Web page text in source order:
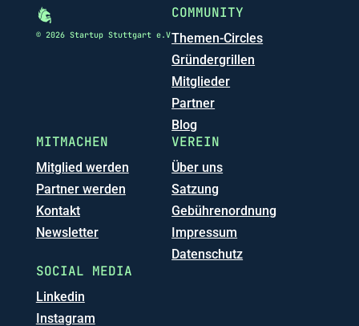
© 2026 Startup Stuttgart e.V
COMMUNITY
Themen-Circles
Gründergrillen
Mitglieder
Partner
Blog
MITMACHEN
Mitglied werden
Partner werden
Kontakt
Newsletter
VEREIN
Über uns
Satzung
Gebührenordnung
Impressum
Datenschutz
SOCIAL MEDIA
Linkedin
Instagram